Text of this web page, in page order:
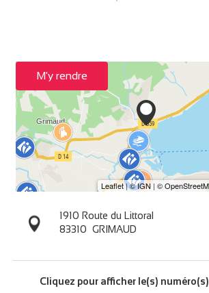
M'y rendre
1910 Route du Littoral
83310 GRIMAUD
Cliquez pour afficher le(s) numéro(s)